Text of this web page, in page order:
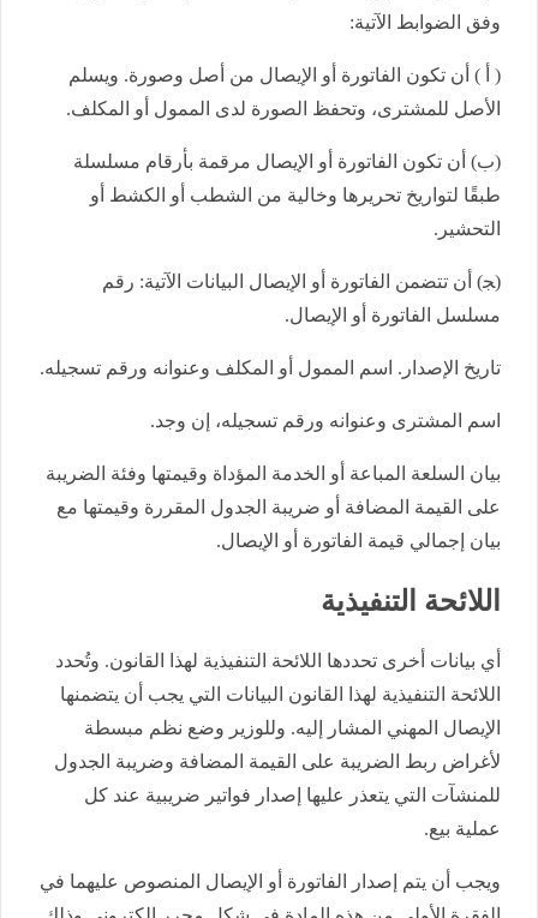
وفق الضوابط الآتية:
( أ ) أن تكون الفاتورة أو الإيصال من أصل وصورة. ويسلم
الأصل للمشترى، وتحفظ الصورة لدى الممول أو المكلف.
(ب) أن تكون الفاتورة أو الإيصال مرقمة بأرقام مسلسلة
طبقًا لتواريخ تحريرها وخالية من الشطب أو الكشط أو
التحشير.
(ﺠ) أن تتضمن الفاتورة أو الإيصال البيانات الآتية: رقم
مسلسل الفاتورة أو الإيصال.
تاريخ الإصدار. اسم الممول أو المكلف وعنوانه ورقم تسجيله.
اسم المشترى وعنوانه ورقم تسجيله، إن وجد.
بيان السلعة المباعة أو الخدمة المؤداة وقيمتها وفئة الضريبة
على القيمة المضافة أو ضريبة الجدول المقررة وقيمتها مع
بيان إجمالي قيمة الفاتورة أو الإيصال.
اللائحة التنفيذية
أي بيانات أخرى تحددها اللائحة التنفيذية لهذا القانون. وتُحدد
اللائحة التنفيذية لهذا القانون البيانات التي يجب أن يتضمنها
الإيصال المهني المشار إليه. وللوزير وضع نظم مبسطة
لأغراض ربط الضريبة على القيمة المضافة وضريبة الجدول
للمنشآت التي يتعذر عليها إصدار فواتير ضريبية عند كل
عملية بيع.
ويجب أن يتم إصدار الفاتورة أو الإيصال المنصوص عليهما في